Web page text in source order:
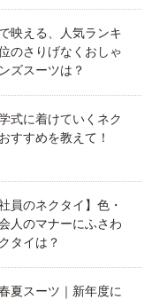
映える、人気ランキ
のさりげなくおしゃ
ズスーツは？
式に着けていくネク
すすめを教えて！
員のネクタイ】色・
人のマナーにふさわ
タイは？
夏スーツ｜新年度に